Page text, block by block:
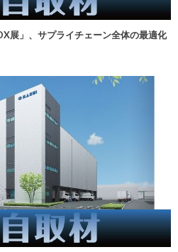
展」、サプライチェーン全体の最適化